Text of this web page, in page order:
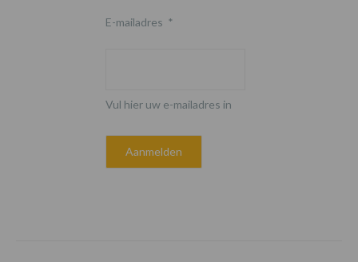
E-mailadres *
Vul hier uw e-mailadres in